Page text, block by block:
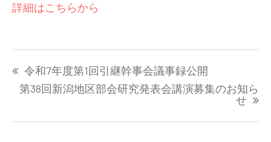
詳細はこちらから
稿
ナ
ゲ
令和7年度第1回引継幹事会議事録公開
第38回新潟地区部会研究発表会講演募集のお知ら
せ